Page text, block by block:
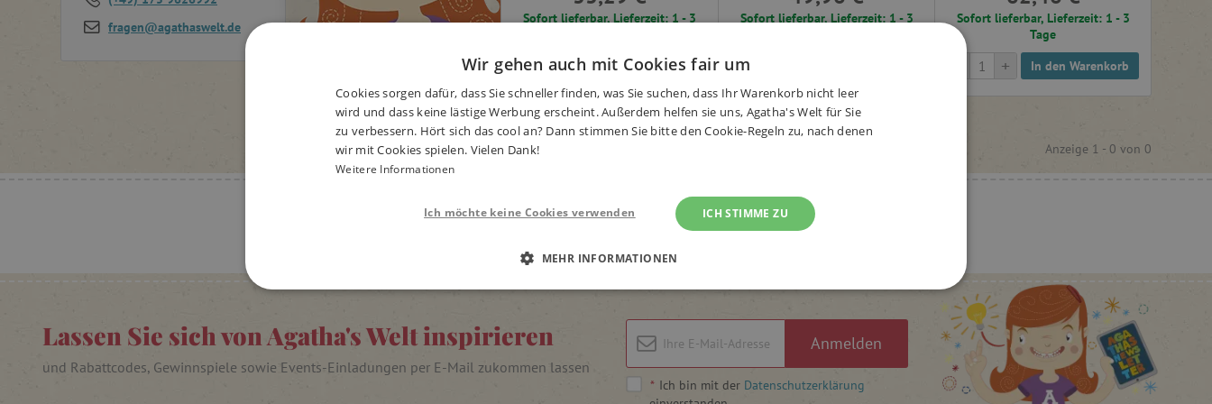
fragen@agathaswelt.de
Sofort lieferbar, Lieferzeit: 1 - 3
+
- In den Warenkorb
Sofort lieferbar, Lieferzeit: 1 - 3
-
Sofort lieferbar, Lieferzeit: 1 - 3
Tage
+ In den Warenkorb
Empfohlen Preis aufsteigend Anzeige 1 - 0 von 0
Keine Ergebnisse, die dem Filter entsprechen
Lassen Sie sich von Agatha's Welt inspirieren
und Rabattcodes, Gewinnspiele sowie Events-Einladungen per E-Mail zukommen lassen
Anmelden
* Ich bin mit der Datenschutzerklärung
Wir gehen auch mit Cookies fair um
Cookies sorgen dafür, dass Sie schneller finden, was Sie suchen, dass Ihr Warenkorb nicht leer
wird und dass keine lästige Werbung erscheint. Außerdem helfen sie uns, Agatha's Welt für Sie
zu verbessern. Hört sich das cool an? Dann stimmen Sie bitte den Cookie-Regeln zu, nach denen
wir mit Cookies spielen. Vielen Dank!
Weitere Informationen
ICH STIMME ZU
Ich möchte keine Cookies verwenden
MEHR INFORMATIONEN
UNBEDINGT ERFORDERLICH PERFORMANCE TARGETING FUNKTIONALITÄT
Targeting Funktionalität